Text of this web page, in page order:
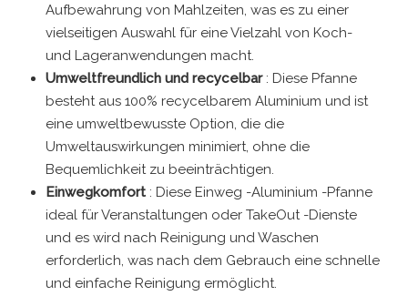
Aufbewahrung von Mahlzeiten, was es zu einer
vielseitigen Auswahl für eine Vielzahl von Koch-
und Lageranwendungen macht.
Umweltfreundlich und recycelbar : Diese Pfanne
besteht aus 100% recycelbarem Aluminium und ist
eine umweltbewusste Option, die die
Umweltauswirkungen minimiert, ohne die
Bequemlichkeit zu beeinträchtigen.
Einwegkomfort : Diese Einweg -Aluminium -Pfanne
ideal für Veranstaltungen oder TakeOut -Dienste
und es wird nach Reinigung und Waschen
erforderlich, was nach dem Gebrauch eine schnelle
und einfache Reinigung ermöglicht.